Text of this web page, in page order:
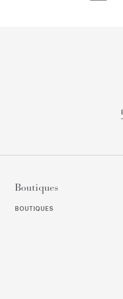
Boutiques
BOUTIQUES